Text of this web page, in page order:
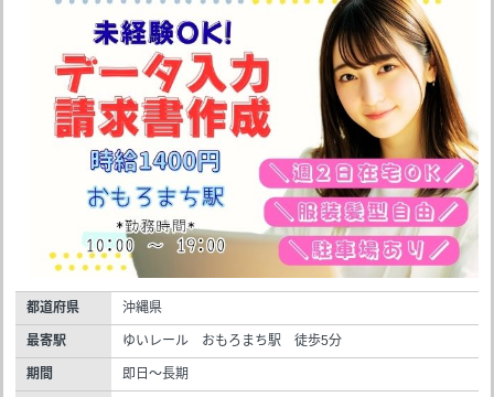
都道府県 沖縄県
最寄駅 ゆいレール おもろまち駅 徒歩5分
期間 即日～長期